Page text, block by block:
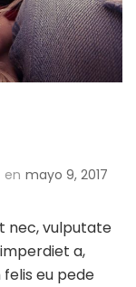
en mayo 9, 2017
nec, vulputate
a,
eu pede